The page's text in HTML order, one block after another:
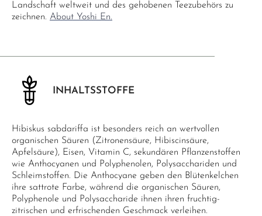
Landschaft weltweit und des gehobenen Teezubehörs zu
zeichnen. About Yoshi En.
INHALTSSTOFFE
Hibiskus sabdariffa ist besonders reich an wertvollen
organischen Säuren (Zitronensäure, Hibiscinsäure,
Apfelsäure), Eisen, Vitamin C, sekundären Pflanzenstoffen
wie Anthocyanen und Polyphenolen, Polysacchariden und
Schleimstoffen. Die Anthocyane geben den Blütenkelchen
ihre sattrote Farbe, während die organischen Säuren,
Polyphenole und Polysaccharide ihnen ihren fruchtig-
zitrischen und erfrischenden Geschmack verleihen.